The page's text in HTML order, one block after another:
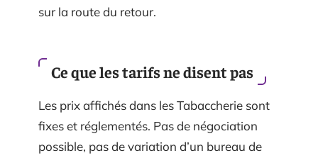
sur la route du retour.
Ce que les tarifs ne disent pas
Les prix affichés dans les Tabaccherie sont
fixes et réglementés. Pas de négociation
possible, pas de variation d’un bureau de